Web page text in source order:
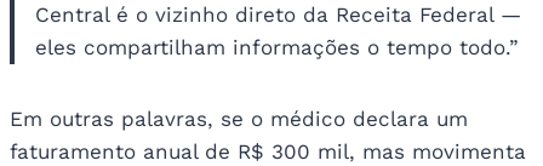
Central é o vizinho direto da Receita Federal —
eles compartilham informações o tempo todo.”
Em outras palavras, se o médico declara um
faturamento anual de R$ 300 mil, mas movimenta